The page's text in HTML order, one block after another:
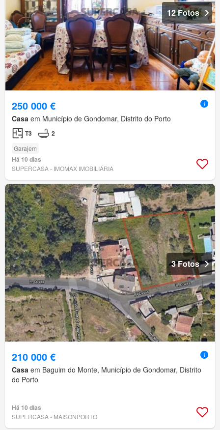
12 Fotos
250 000 €
Casa em Município de Gondomar, Distrito do Porto
T3 2
Garajem
Há 10 dias
SUPERCASA - IMOMAX IMOBILIÁRIA
3 Fotos
210 000 €
Casa em Baguim do Monte, Município de Gondomar, Distrito
do Porto
Há 10 dias
SUPERCASA - MAISONPORTO